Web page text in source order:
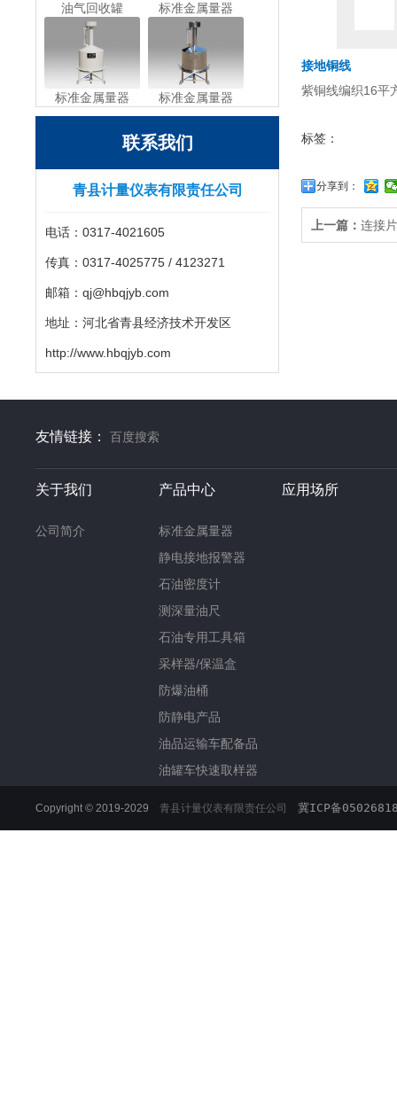
油气回收罐 标准金属量器
标准金属量器 标准金属量器
联系我们
青县计量仪表有限责任公司
电话：0317-4021605
传真：0317-4025775 / 4123271
邮箱：qj@hbqjyb.com
地址：河北省青县经济技术开发区
http://www.hbqjyb.com
接地铜线
紫铜线编织16平
标签：
分享到：
上一篇： 连接片
友情链接： 百度搜索
关于我们
公司简介
产品中心
标准金属量器
静电接地报警器
石油密度计
测深量油尺
石油专用工具箱
采样器/保温盒
防爆油桶
防静电产品
油品运输车配备品
油罐车快速取样器
应用场所
Copyright © 2019-2029 青县计量仪表有限责任公司 冀ICP备